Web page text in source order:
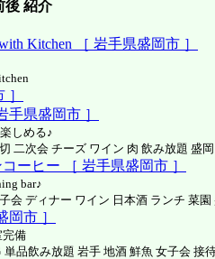
後 紹介
Kitchen ［ 岩手県盛岡市 ］
手県盛岡市 ］
しめる♪
二次会 チーズ ワイン 肉 飲み放題 盛
ーヒー ［ 岩手県盛岡市 ］
bar♪
会 ディナー ワイン 日本酒 ランチ 菜園
市 ］
備
品飲み放題 岩手 地酒 鮮魚 女子会 接